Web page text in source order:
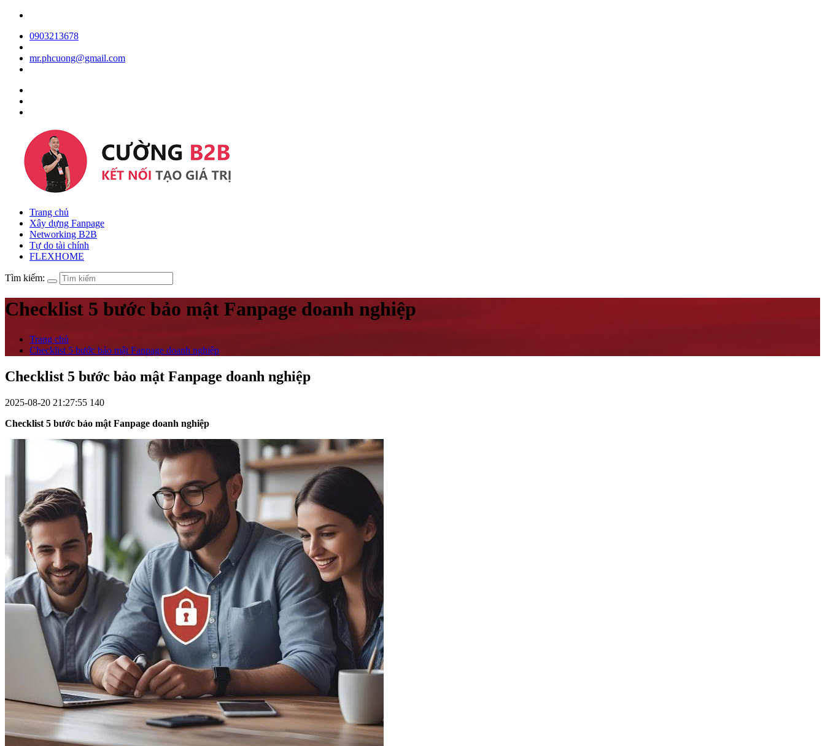
0903213678
mr.phcuong@gmail.com
Trang chủ
Xây dựng Fanpage
Networking B2B
Tự do tài chính
FLEXHOME
Tìm kiếm:
Checklist 5 bước bảo mật Fanpage doanh nghiệp
Trang chủ
Checklist 5 bước bảo mật Fanpage doanh nghiệp
Checklist 5 bước bảo mật Fanpage doanh nghiệp
2025-08-20 21:27:55 140
Checklist 5 bước bảo mật Fanpage doanh nghiệp